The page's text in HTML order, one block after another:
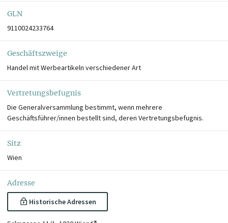
GLN
9110024233764
Geschäftszweige
Handel mit Werbeartikeln verschiedener Art
Vertretungsbefugnis
Die Generalversammlung bestimmt, wenn mehrere
Geschäftsführer/innen bestellt sind, deren Vertretungsbefugnis.
Sitz
Wien
Adresse
Historische Adressen